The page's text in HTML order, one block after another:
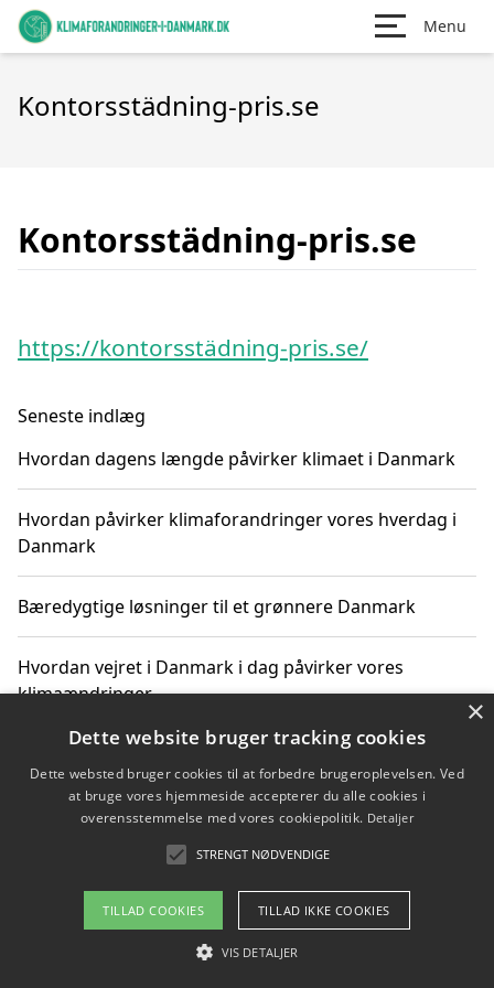
Menu
Kontorsstädning-pris.se
Kontorsstädning-pris.se
https://kontorsstädning-pris.se/
Seneste indlæg
Hvordan dagens længde påvirker klimaet i Danmark
Hvordan påvirker klimaforandringer vores hverdag i
Danmark
Bæredygtige løsninger til et grønnere Danmark
Hvordan vejret i Danmark i dag påvirker vores
klimaændringer
Hvordan klimaændringer påvirker danske unges
gaveønsker
Om / kontakt
Blog Betingelser
×
Dette website bruger tracking cookies
Dette websted bruger cookies til at forbedre brugeroplevelsen. Ved
at bruge vores hjemmeside accepterer du alle cookies i
overensstemmelse med vores cookiepolitik. Detaljer
STRENGT NØDVENDIGE
TILLAD COOKIES TILLAD IKKE COOKIES
VIS DETALJER